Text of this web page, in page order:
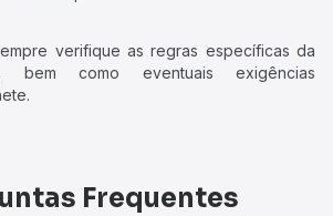
verifique as regras específicas da
bem como eventuais exigências
Frequentes